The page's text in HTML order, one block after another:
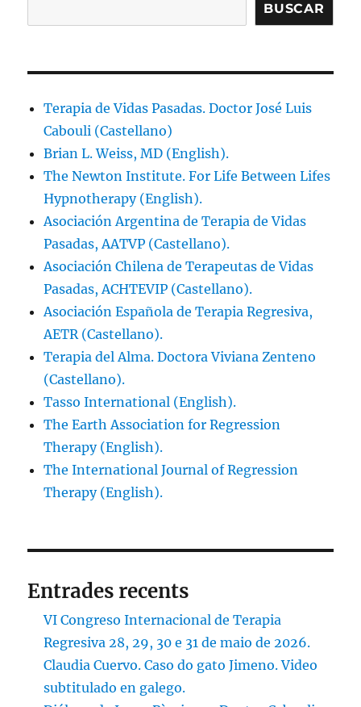
BUSCAR
Terapia de Vidas Pasadas. Doctor José Luis
Cabouli (Castellano)
Brian L. Weiss, MD (English).
The Newton Institute. For Life Between Lifes
Hypnotherapy (English).
Asociación Argentina de Terapia de Vidas
Pasadas, AATVP (Castellano).
Asociación Chilena de Terapeutas de Vidas
Pasadas, ACHTEVIP (Castellano).
Asociación Española de Terapia Regresiva,
AETR (Castellano).
Terapia del Alma. Doctora Viviana Zenteno
(Castellano).
Tasso International (English).
The Earth Association for Regression
Therapy (English).
The International Journal of Regression
Therapy (English).
Entrades recents
VI Congreso Internacional de Terapia
Regresiva 28, 29, 30 e 31 de maio de 2026.
Claudia Cuervo. Caso do gato Jimeno. Video
subtitulado en galego.